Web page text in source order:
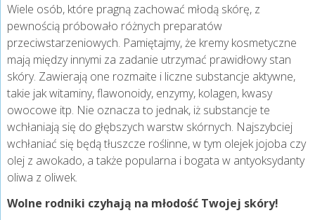
Wiele osób, które pragną zachować młodą skórę, z
pewnością próbowało różnych preparatów
przeciwstarzeniowych. Pamiętajmy, że kremy kosmetyczne
mają między innymi za zadanie utrzymać prawidłowy stan
skóry. Zawierają one rozmaite i liczne substancje aktywne,
takie jak witaminy, flawonoidy, enzymy, kolagen, kwasy
owocowe itp. Nie oznacza to jednak, iż substancje te
wchłaniają się do głębszych warstw skórnych. Najszybciej
wchłaniać się będą tłuszcze roślinne, w tym olejek jojoba czy
olej z awokado, a także popularna i bogata w antyoksydanty
oliwa z oliwek.
Wolne rodniki czyhają na młodość Twojej skóry!